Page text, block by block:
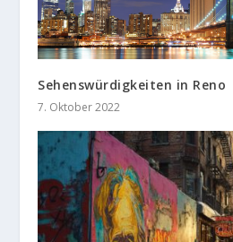
Sehenswürdigkeiten in Reno
7. Oktober 2022